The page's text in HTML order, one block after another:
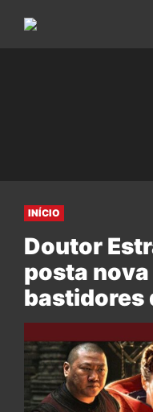
INÍCIO
Doutor
posta
bastidores